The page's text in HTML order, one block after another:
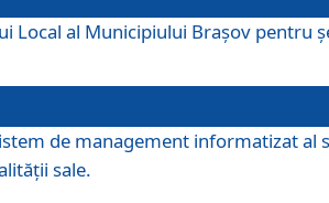
Local al Municipiului Braşov pentru
de management informatizat
sale.